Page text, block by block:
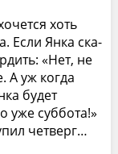
хоть
Если Янка ска­
«Нет, не
А уж когда
будет
уже суббота!»
четверг…